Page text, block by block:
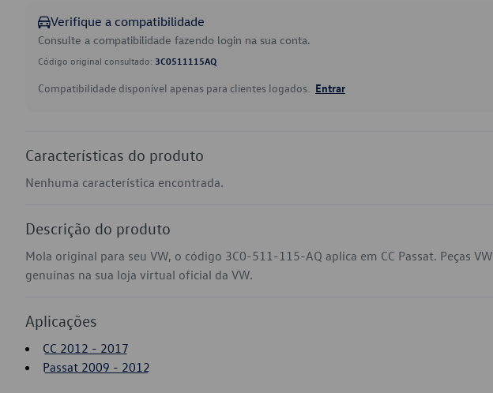
Verifique a compatibilidade
Consulte a compatibilidade fazendo login na sua conta.
Código original consultado: 3C0511115AQ
Compatibilidade disponível apenas para clientes logados. Entrar
Características do produto
Nenhuma característica encontrada.
Descrição do produto
Mola original para seu VW, o código 3C0-511-115-AQ aplica em CC Passat. Peças VW
genuínas na sua loja virtual oficial da VW.
Aplicações
CC 2012 - 2017
Passat 2009 - 2012